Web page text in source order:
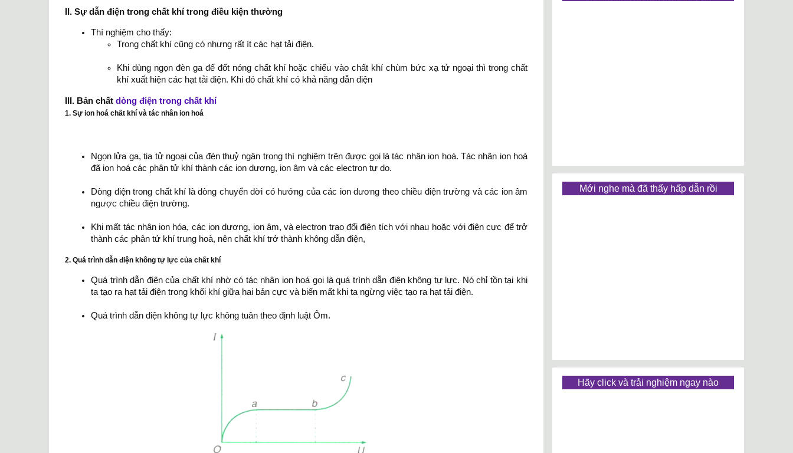
II. Sự dẫn điện trong chất khí trong điều kiện thường
Thí nghiệm cho thấy:
Trong chất khí cũng có nhưng rất ít các hạt tải điện.
Khi dùng ngọn đèn ga để đốt nóng chất khí hoặc chiếu vào chất khí chùm bức xạ tử ngoại thì trong chất
khí xuất hiện các hạt tải điện. Khi đó chất khí có khả năng dẫn điện
III. Bản chất dòng điện trong chất khí
1. Sự ion hoá chất khí và tác nhân ion hoá
Ngọn lửa ga, tia tử ngoại của đèn thuỷ ngân trong thí nghiệm trên được gọi là tác nhân ion hoá. Tác nhân ion hoá
đã ion hoá các phân tử khí thành các ion dương, ion âm và các electron tự do.
Dòng điện trong chất khí là dòng chuyển dời có hướng của các ion dương theo chiều điện trường và các ion âm
ngược chiều điện trường.
Khi mất tác nhân ion hóa, các ion dương, ion âm, và electron trao đổi điện tích với nhau hoặc với điện cực để trở
thành các phân tử khí trung hoà, nên chất khí trở thành không dẫn điện,
2. Quá trình dẫn điện không tự lực của chất khí
Quá trình dẫn điện của chất khí nhờ có tác nhân ion hoá gọi là quá trình dẫn điện không tự lực. Nó chỉ tồn tại khi
ta tạo ra hạt tải điện trong khối khí giữa hai bản cực và biến mất khi ta ngừng việc tạo ra hạt tải điện.
Quá trình dẫn diện không tự lực không tuân theo định luật Ôm.
Mới nghe mà đã thấy hấp dẫn rồi
Hãy click và trải nghiệm ngay nào